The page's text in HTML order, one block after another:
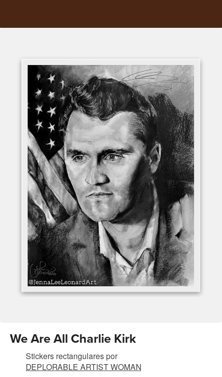
We Are All Charlie Kirk
Stickers rectangularespor
DEPLORABLE ARTIST WOMAN